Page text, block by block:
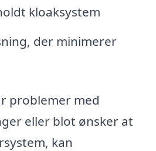
kloaksystem
der minimerer
problemer med
eller blot ønsker at
kan